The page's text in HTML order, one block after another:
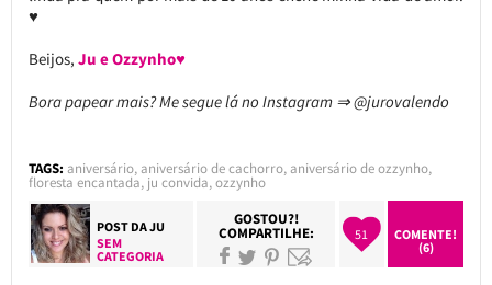
♥
Beijos, Ju e Ozzynho♥
Bora papear mais? Me segue lá no Instagram ⇒ @jurovalendo
TAGS: aniversário,aniversário de cachorro,aniversário de ozzynho,
floresta encantada, ju convida,ozzynho
POST DAJU
SEM
CATEGORIA
GOSTOU?!
COMPARTILHE: 51
COMENTE!
(6)